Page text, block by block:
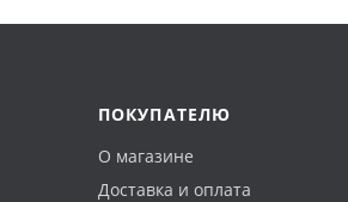
ПОКУПАТЕЛЮ
О магазине
Доставка и оплата